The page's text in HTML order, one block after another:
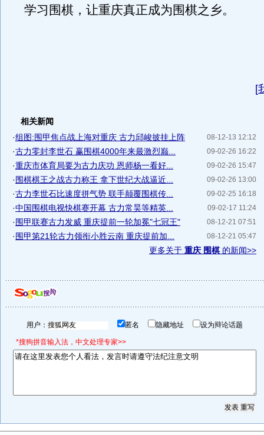
学习围棋，让重庆真正成为围棋之乡。
[
相关新闻
08-12-13 12:12
·组图:围甲焦点战上海对重庆 古力邱峻披挂上阵
09-02-26 16:22
·古力零封李世石 赢围棋4000年来最激烈巅...
09-02-26 15:47
·重庆市体育局要为古力庆功 恩师杨一看好...
09-02-26 13:00
·围棋棋王之战古力称王 拿下世纪大战逼近...
09-02-25 16:18
·古力李世石比速度拼气势 联手颠覆围棋传...
09-02-17 11:24
·中国围棋电视快棋赛开幕 古力常昊等精英...
08-12-21 07:51
·围甲联赛古力发威 重庆提前一轮加冕"七冠王"
08-12-21 05:47
·围甲第21轮古力领衔小胜云南 重庆提前加...
更多关于 重庆 围棋的新闻>>
用户： 匿名 隐藏地址 设为辩论话题
*搜狗拼音输入法，中文处理专家>>